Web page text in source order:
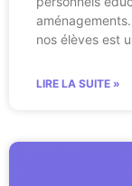
nos élèves est
LIRE LA SUITE »